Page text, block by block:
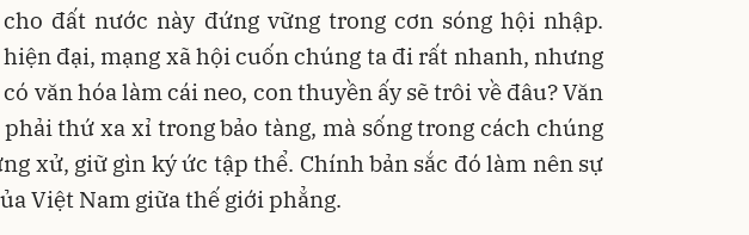
đất nước này đứng vững trong cơn sóng hội nhập.
hiện đại, mạng xã hội cuốn chúng ta đi rất nhanh, nhưng
văn hóa làm cái neo, con thuyền ấy sẽ trôi về đâu? Văn
thứ xa xỉ trong bảo tàng, mà sống trong cách chúng
xử, giữ gìn ký ức tập thể. Chính bản sắc đó làm nên sự
Việt Nam giữa thế giới phẳng.